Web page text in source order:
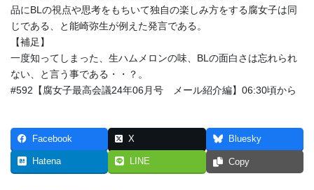
品にBLの視点や思考をもちいて独自の楽しみ方をする腐女子は同
じである、と能崎弥生が例えた発言である。
【補足】
一度知ってしまった、生ハムメロンの味、BLの面白さは忘れられ
ない、と言う事である・・？。
#592【腐女子最高会議24年06月号 メール紹介編】06:30頃から
Facebook X Bluesky
Hatena LINE Copy